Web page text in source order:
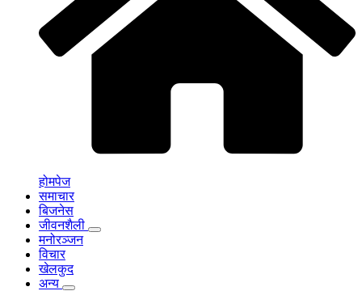
होमपेज
समाचार
बिजनेस
जीवनशैली
मनोरञ्जन
विचार
खेलकुद
अन्य